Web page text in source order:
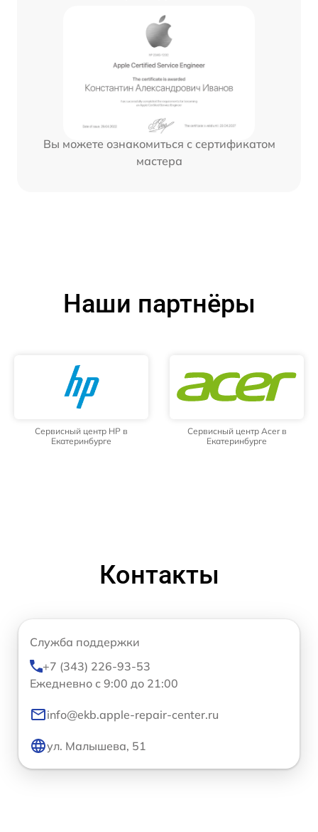
Вы можете ознакомиться с сертификатом
мастера
Наши партнёры
Сервисный центр HP в
Екатеринбурге
Сервисный центр Acer в
Екатеринбурге
Контакты
Служба поддержки
+7 (343) 226-93-53
Ежедневно с 9:00 до 21:00
info@ekb.apple-repair-center.ru
ул. Малышева, 51